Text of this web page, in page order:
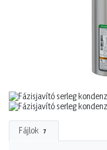
Fájlok 7